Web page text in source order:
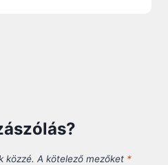
közzé. A kötelező mezőket *